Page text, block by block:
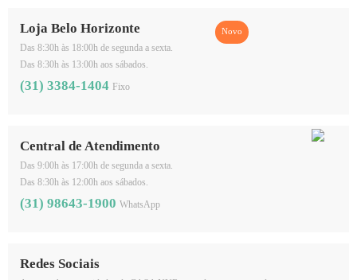
Loja Belo Horizonte
Das 8:30h às 18:00h de segunda a sexta.
Das 8:30h às 13:00h aos sábados.
(31) 3384-1404 Fixo
Central de Atendimento
Das 9:00h às 17:00h de segunda a sexta.
Das 8:30h às 12:00h aos sábados.
(31) 98643-1900 WhatsApp
Redes Sociais